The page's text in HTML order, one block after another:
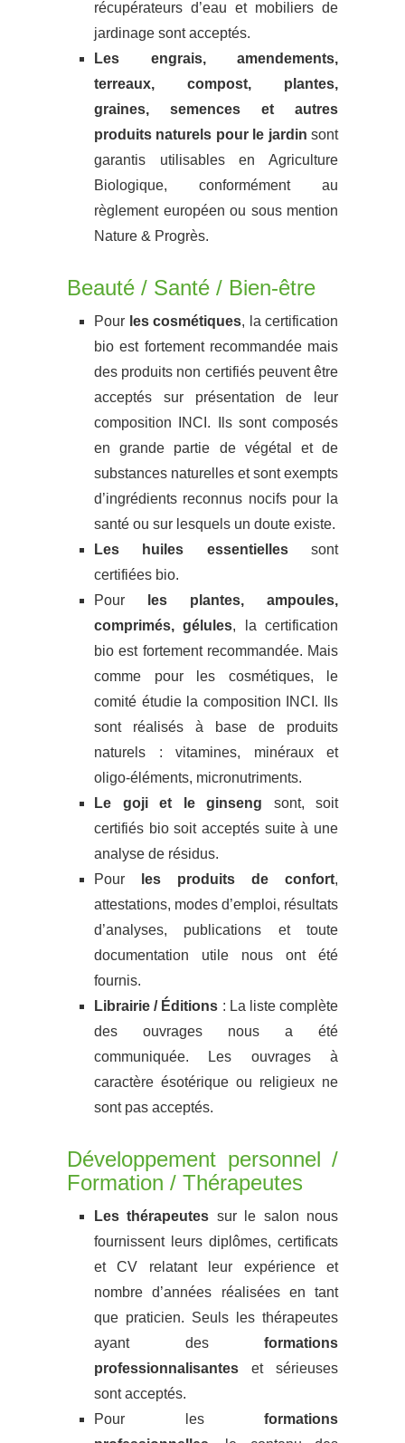
récupérateurs d’eau et mobiliers de
jardinage sont acceptés.
Les engrais, amendements,
terreaux, compost, plantes,
graines, semences et autres
produits naturels pour le jardin sont
garantis utilisables en Agriculture
Biologique, conformément au
règlement européen ou sous mention
Nature & Progrès.
Beauté / Santé / Bien-être
Pour les cosmétiques, la certification
bio est fortement recommandée mais
des produits non certifiés peuvent être
acceptés sur présentation de leur
composition INCI. Ils sont composés
en grande partie de végétal et de
substances naturelles et sont exempts
d’ingrédients reconnus nocifs pour la
santé ou sur lesquels un doute existe.
Les huiles essentiellessont
certifiées bio.
Pour
les plantes, ampoules,
comprimés, gélules, la certification
bio est fortement recommandée. Mais
comme pour les cosmétiques, le
comité étudie la composition INCI. Ils
sont réalisés à base de produits
naturels : vitamines, minéraux et
oligo-éléments, micronutriments.
Le goji et le ginseng sont, soit
certifiés bio soit acceptés suite à une
analyse de résidus.
Pour
les produits de confort,
attestations, modes d’emploi, résultats
d’analyses, publications et toute
documentation utile nous ont été
fournis.
Librairie / Éditions : La liste complète
des ouvrages nous a été
communiquée. Les ouvrages à
caractère ésotérique ou religieux ne
sont pas acceptés.
Développement personnel /
Formation / Thérapeutes
Les thérapeutes sur le salon nous
fournissent leurs diplômes, certificats
et CV relatant leur expérience et
nombre d’années réalisées en tant
que praticien. Seuls les thérapeutes
ayant des formations
professionnalisantes et sérieuses
sont acceptés.
Pour les formations